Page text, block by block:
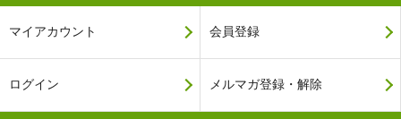
マイアカウント 会員登録
ログイン メルマガ登録・解除